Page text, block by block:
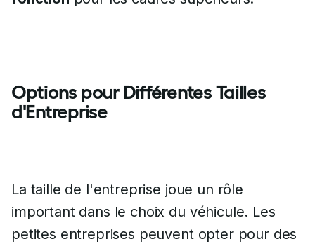
Options pour Différentes Tailles
d'Entreprise
La taille de l'entreprise joue un rôle
important dans le choix du véhicule. Les
petites entreprises peuvent opter pour des